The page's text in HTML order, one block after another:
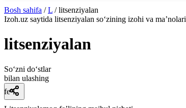
Bosh sahifa / L / litsenziyalan
Izoh.uz saytida litsenziyalan so‘zining izohi va ma’nolari
litsenziyalan
So‘zni do‘stlar
bilan ulashing
fe’l